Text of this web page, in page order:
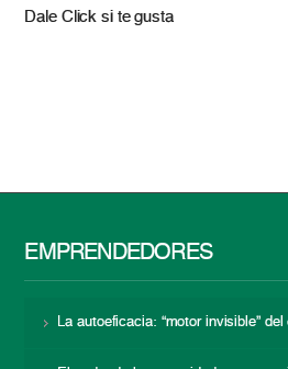
Dale Click si te gusta
EMPRENDEDORES
La autoeficacia: “motor invisible”